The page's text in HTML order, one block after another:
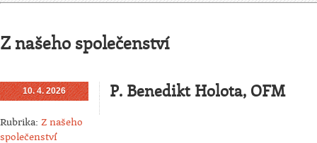
Z našeho společenství
10. 4. 2026
Rubrika: Z našeho
společenství
P. Benedikt Holota, OFM